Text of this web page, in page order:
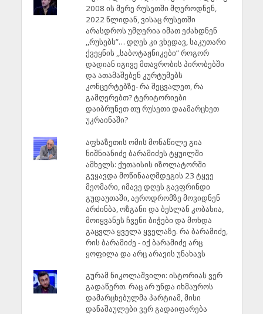
2008 ის მერე რუსეთში მღეროდნენ,
2022 წლიდან, ვისაც რუსეთში
არასდროს უმღერია იმათ ეძახდნენ
,,რუსებს”… დღეს კი ვხედავ, საკუთარი
ქვეყნის ,,საბოტაჟნიკები” როგორ
დადიან იგივე მთავრობის პირობებში
და ათამაშებენ კურტუმებს
კონცერტებზე- რა შეცვალეთ, რა
გამღერებთ? ტერიტორიები
დაიბრუნეთ თუ რუსეთი დაამარცხეთ
უკრაინაში?
აფხაზეთის ომის მონაწილე გია
ნიშნიანიძე ბარამიძეს ტყუილში
ამხელს: ქუთაისის იზოლატორში
გვყავდა მოწინააღმდეგის 23 ტყვე
მეომარი, იმავე დღეს გავფრინდი
გუდაუთაში, აეროდრომზე მოვიდნენ
არძინბა, ოზგანი და ბესლან კობახია,
მოიყვანეს ჩვენი ბიჭები და მოხდა
გაცვლა ყველა ყველაზე. რა ბარამიძე,
რის ბარამიძე - იქ ბარამიძე არც
ყოფილა და არც არავის უნახავს
გურამ ნიკოლაშვილი: ისტორიას ვერ
გადაწერთ. რაც არ უნდა იხმაუროს
დამარცხებულმა პარტიამ, მისი
დანაშაულები ვერ გადაიფარება